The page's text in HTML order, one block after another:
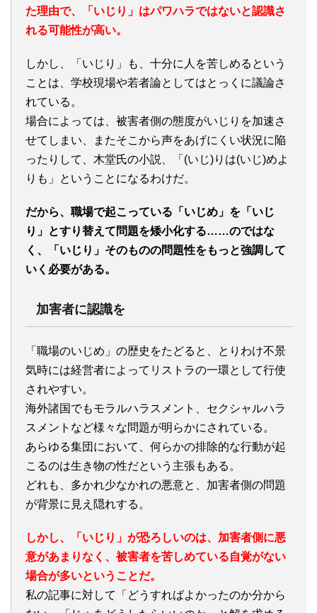
た理由で、「いじり」はパワハラではないと認識さ
れる可能性が高い。
しかし、「いじり」も、十分に人を苦しめるという
ことは、学校現場や若者論としてはとっくに議論さ
れている。
場合によっては、被害者側の態度がいじりを加速さ
せてしまい、またそこから声をあげにくい状況に陥
ったりして、木堂氏の小説、「(いじ)りは(いじ)めよ
りも」ということになるわけだ。
だから、職場で起こっている「いじめ」を「いじ
り」とすり替えて問題を矮小化する……のではな
く、「いじり」そのものの問題性をもっと強調して
いく必要がある。
加害者に認識を
「職場のいじめ」の歴史をたどると、とりわけ不景
気時には経営者によってリストラの一環として行使
されやすい。
海外諸国でもモラルハラスメント、セクシャルハラ
スメントなど様々な問題が明らかにされている。
あらゆる集団において、何らかの排除的な行動が起
こるのは生き物の性だという主張もある。
どれも、多かれ少なかれの悪意と、加害者側の問題
が背景に見え隠れする。
しかし、「いじり」が恐ろしいのは、加害者側に悪
意があまりなく、被害者を苦しめている自覚がない
場合が多いということだ。
私の記事に対して「どうすればよかったのか分から